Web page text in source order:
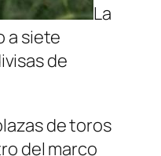
La
a siete
de
de toros
del marco